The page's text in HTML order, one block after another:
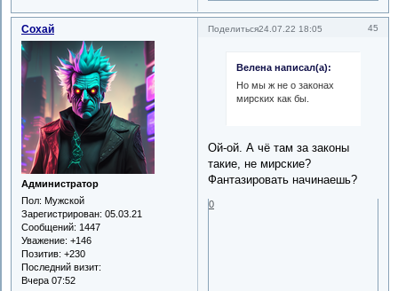
Поделиться 45
24.07.22 18:05
Сохай
Администратор
Пол: Мужской
Зарегистрирован: 05.03.21
Сообщений: 1447
Уважение: +146
Позитив: +230
Последний визит:
Вчера 07:52
Велена написал(а):
Но мы ж не о законах
мирских как бы.
Ой-ой. А чё там за законы
такие, не мирские?
Фантазировать начинаешь?
0